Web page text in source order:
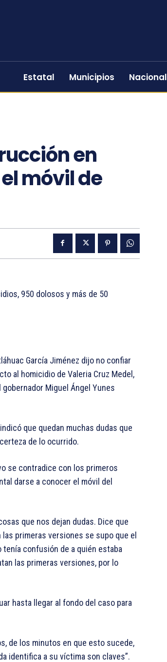
Estatal Municipios Nacional
en
móvil de
950 dolosos y más de 50
García Jiménez dijo no confiar
al homicidio de Valeria Cruz Medel,
Miguel Ángel Yunes
que quedan muchas dudas que
de lo ocurrido.
se contradice con los primeros
darse a conocer el móvil del
que nos dejan dudas. Dice que
primeras versiones se supo que el
confusión de a quién estaba
las primeras versiones, por lo
hasta llegar al fondo del caso para
de los minutos en que esto sucede,
identifica a su víctima son claves”.